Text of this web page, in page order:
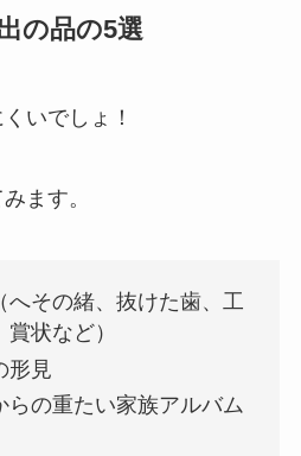
の品の5選
いでしょ！
ます。
へその緒、抜けた歯、工
状など）
形見
らの重たい家族アルバム